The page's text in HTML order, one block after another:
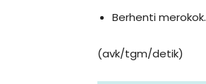
Berhenti merokok.
(avk/tgm/detik)